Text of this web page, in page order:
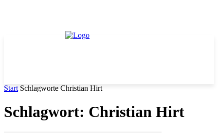
Start Schlagworte Christian Hirt
Schlagwort: Christian Hirt